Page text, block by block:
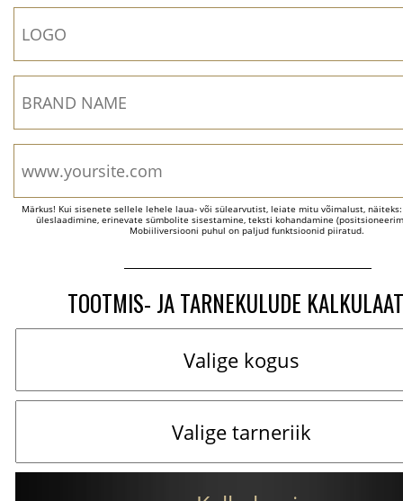
Märkus! Kui sisenete sellele lehele laua- või sülearvutist, leiate mitu võimalust,
üleslaadimine, erinevate sümbolite sisestamine, teksti kohandamine
Mobiiliversiooni puhul on paljud funktsioonid piiratud.
TOOTMIS- JA TARNEKULUDE